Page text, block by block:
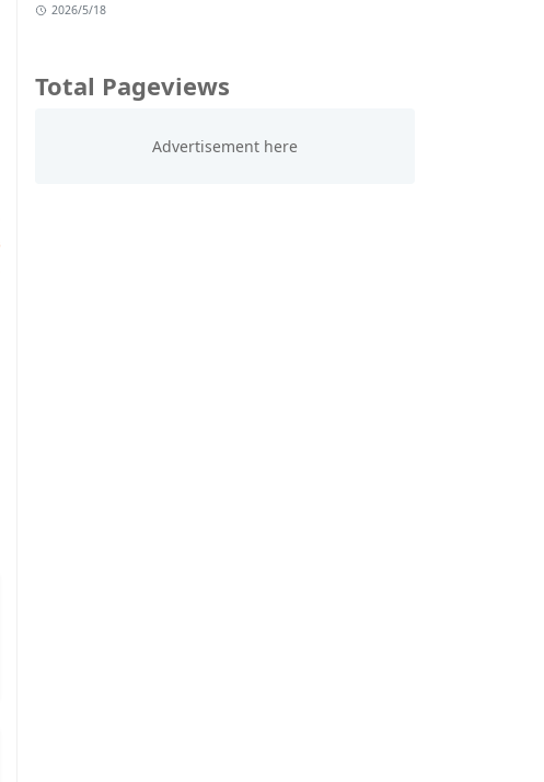
2026/5/18
Total Pageviews